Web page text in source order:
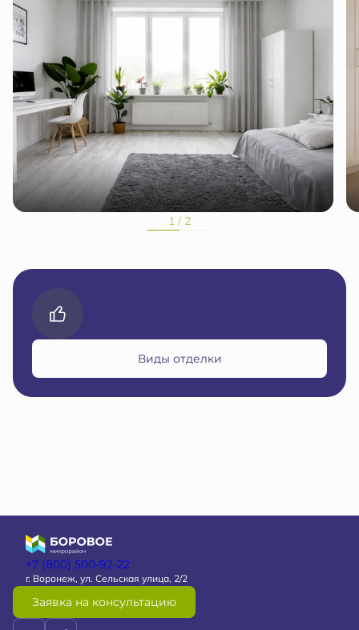
1 / 2
Виды отделки
+7 (800) 500-92-22
г. Воронеж, ул. Сельская улица, 2/2
Заявка на консультацию